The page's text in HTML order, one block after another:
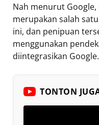
Nah menurut
merupakan salah
ini, dan penipuan
menggunakan
diintegrasikan Google.
TONTON